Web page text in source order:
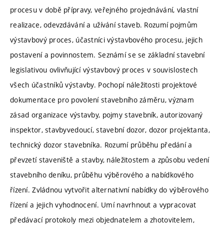
procesu v době přípravy, veřejného projednávání, vlastní
realizace, odevzdávání a užívání staveb. Rozumí pojmům
výstavbový proces, účastníci výstavbového procesu, jejich
postavení a povinnostem. Seznámí se se základní stavební
legislativou ovlivňující výstavbový proces v souvislostech
všech účastníků výstavby. Pochopí náležitosti projektové
dokumentace pro povolení stavebního záměru, význam
zásad organizace výstavby, pojmy stavebník, autorizovaný
inspektor, stavbyvedoucí, stavební dozor, dozor projektanta,
technický dozor stavebníka. Rozumí průběhu předání a
převzetí staveniště a stavby, náležitostem a způsobu vedení
stavebního deníku, průběhu výběrového a nabídkového
řízení. Zvládnou vytvořit alternativní nabídky do výběrového
řízení a jejich vyhodnocení. Umí navrhnout a vypracovat
předávací protokoly mezi objednatelem a zhotovitelem,